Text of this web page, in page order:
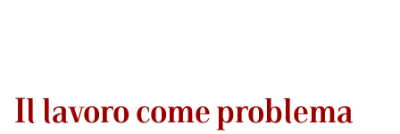
Il lavoro come problema